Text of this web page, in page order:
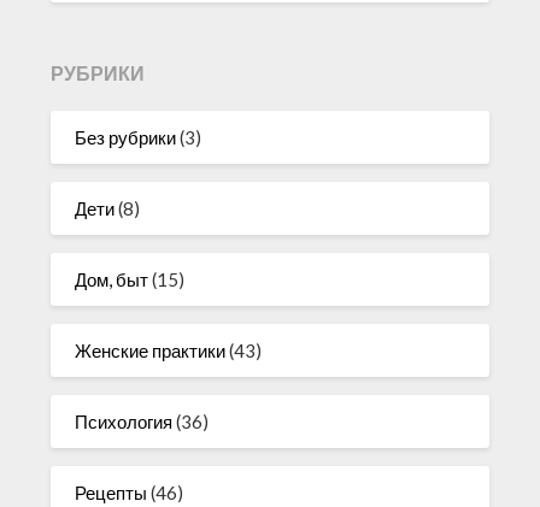
РУБРИКИ
Без рубрики(3)
Дети(8)
Дом, быт(15)
Женские практики(43)
Психология (36)
Рецепты (46)